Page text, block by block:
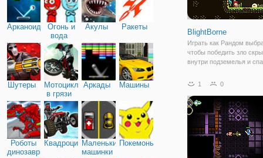
Арканоид
Огонь и
вода
Акулы Ракеты
Шутеры
Мотоциклы
в грязи
Аркады Машины
Роботы
динозавры
КвадроциклыМаленькие
машинки
Покемоны
BlightBorne
Играть как Рандом
чтобы победить зло
внутри подземелья и
артефакт, который
их жителей. BlightBorne
1 0